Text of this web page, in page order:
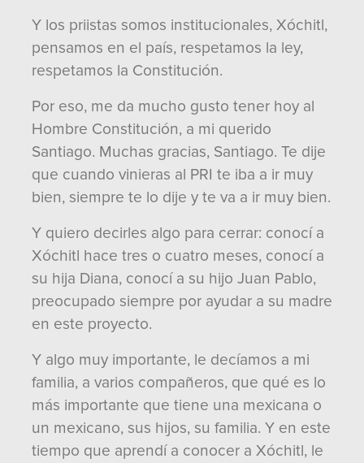
Y los priistas somos institucionales, Xóchitl,
pensamos en el país, respetamos la ley,
respetamos la Constitución.
Por eso, me da mucho gusto tener hoy al
Hombre Constitución, a mi querido
Santiago. Muchas gracias, Santiago. Te dije
que cuando vinieras al PRI te iba a ir muy
bien, siempre te lo dije y te va a ir muy bien.
Y quiero decirles algo para cerrar: conocí a
Xóchitl hace tres o cuatro meses, conocí a
su hija Diana, conocí a su hijo Juan Pablo,
preocupado siempre por ayudar a su madre
en este proyecto.
Y algo muy importante, le decíamos a mi
familia, a varios compañeros, que qué es lo
más importante que tiene una mexicana o
un mexicano, sus hijos, su familia. Y en este
tiempo que aprendí a conocer a Xóchitl, le